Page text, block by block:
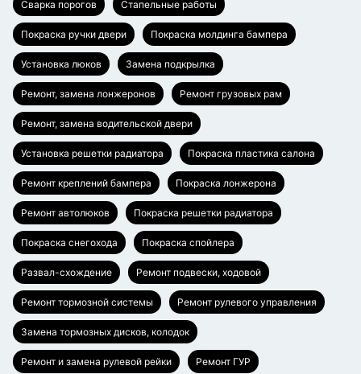
Сварка порогов Стапельные работы
Покраска ручки двери Покраска молдинга бампера
Установка люков Замена подкрылка
Ремонт, замена лонжеронов Ремонт грузовых рам
Ремонт, замена водительской двери
Установка решетки радиатора Покраска пластика салона
Ремонт креплений бампера Покраска лонжерона
Ремонт автолюков Покраска решетки радиатора
Покраска снегохода Покраска спойлера
Развал-схождение Ремонт подвески, ходовой
Ремонт тормозной системы Ремонт рулевого управления
Замена тормозных дисков, колодок
Ремонт и замена рулевой рейки Ремонт ГУР